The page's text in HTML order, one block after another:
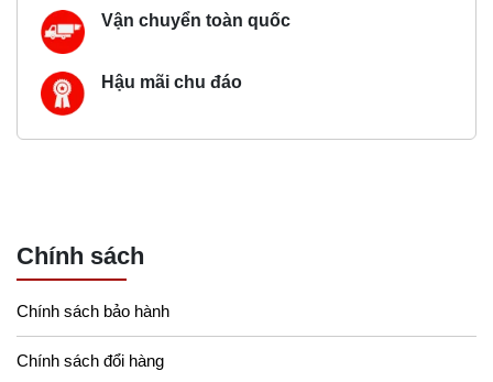
Vận chuyển toàn quốc
Hậu mãi chu đáo
Chính sách
Chính sách bảo hành
Chính sách đổi hàng